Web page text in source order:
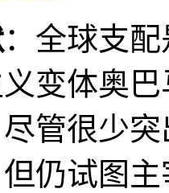
：全球支
变体奥
管很少
仍试图